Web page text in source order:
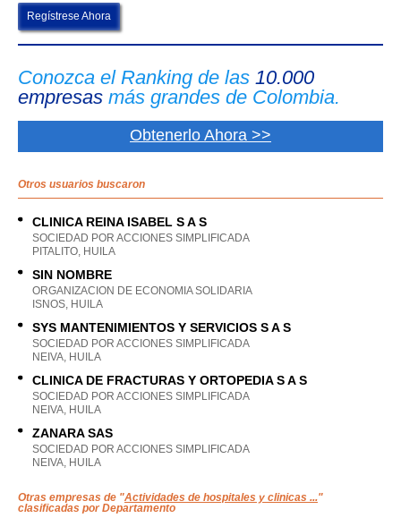
Regístrese Ahora
Conozca el Ranking de las 10.000
empresas más grandes de Colombia.
Obtenerlo Ahora >>
Otros usuarios buscaron
CLINICA REINA ISABEL S A S
SOCIEDAD POR ACCIONES SIMPLIFICADA
PITALITO, HUILA
SIN NOMBRE
ORGANIZACION DE ECONOMIA SOLIDARIA
ISNOS, HUILA
SYS MANTENIMIENTOS Y SERVICIOS S A S
SOCIEDAD POR ACCIONES SIMPLIFICADA
NEIVA, HUILA
CLINICA DE FRACTURAS Y ORTOPEDIA S A S
SOCIEDAD POR ACCIONES SIMPLIFICADA
NEIVA, HUILA
ZANARA SAS
SOCIEDAD POR ACCIONES SIMPLIFICADA
NEIVA, HUILA
Otras empresas de "Actividades de hospitales y clinicas ..."
clasificadas por Departamento